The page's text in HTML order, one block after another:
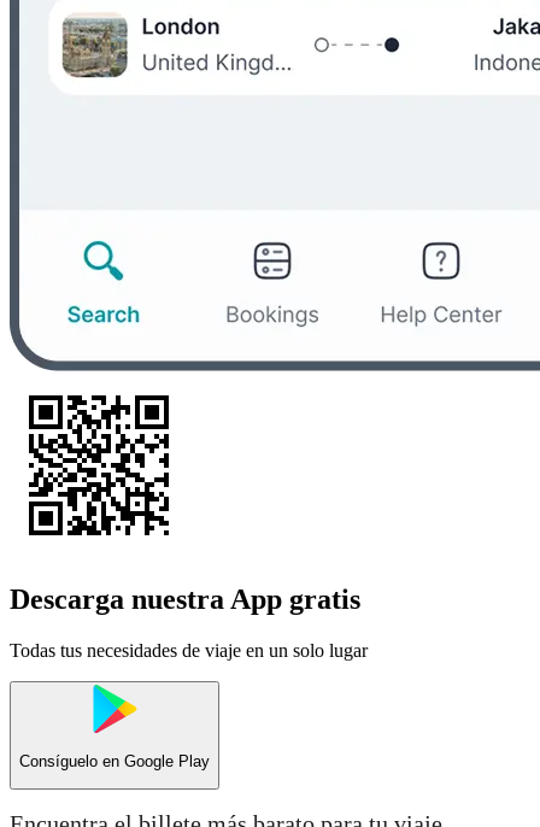
Descarga nuestra App gratis
Todas tus necesidades de viaje en un solo lugar
Consíguelo en Google Play